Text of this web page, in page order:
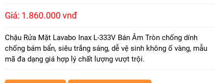
Giá: 1.860.000 vnđ
Chậu Rửa Mặt Lavabo Inax L-333V Bán Âm Tròn chống dính
chống bám bẩn, siêu trắng sáng, dễ vệ sinh không ố vàng, mẫu
mã đa dạng giá hợp lý chất lượng vượt trội.